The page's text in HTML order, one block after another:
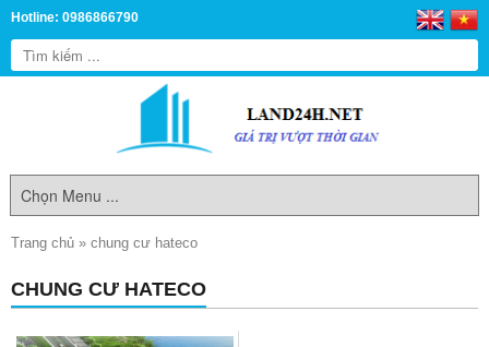
Hotline: 0986866790
Trang chủ » chung cư hateco
CHUNG CƯ HATECO